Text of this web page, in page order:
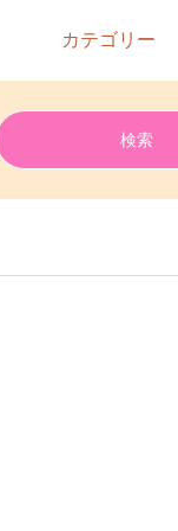
カテゴリー